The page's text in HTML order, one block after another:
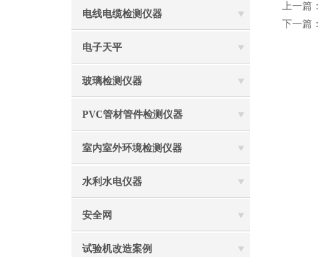
电线电缆检测仪器
电子天平
玻璃检测仪器
PVC管材管件检测仪器
室内室外环境检测仪器
水利水电仪器
安全网
试验机改造案例
上一篇
下一篇